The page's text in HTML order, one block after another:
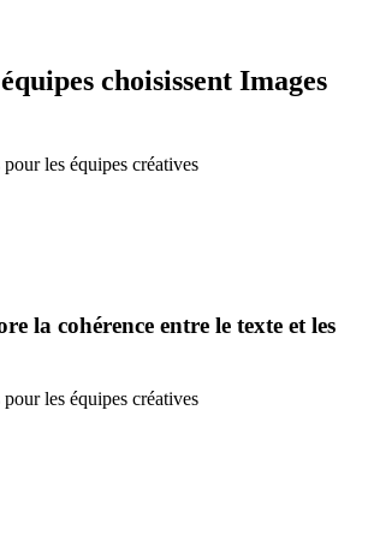
choisissent Images
les équipes créatives
la cohérence entre le texte et les
les équipes créatives